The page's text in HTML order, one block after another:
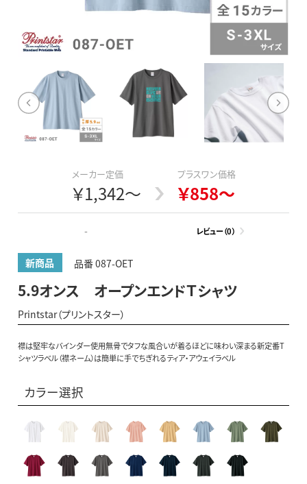
メーカー定価
￥1,342～
プラスワン価格
￥858～
- レビュー（0）
新商品 品番 087-OET
5.9オンス オープンエンドＴシャツ
Printstar（プリントスター）
襟は堅牢なバインダー使用無骨でタフな風合いが着るほどに味わい深まる新定番T
シャツラベル（襟ネーム）は簡単に手でちぎれるティア・アウェイラベル
カラー選択